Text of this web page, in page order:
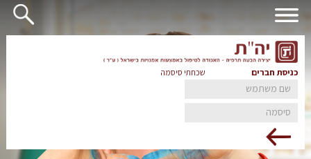
כניסת חברים שכחתי סיסמה